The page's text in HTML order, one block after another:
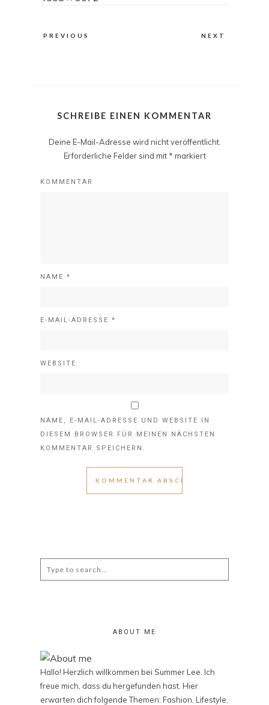
PREVIOUS NEXT
SCHREIBE EINEN KOMMENTAR
Deine E-Mail-Adresse wird nicht veröffentlicht.
Erforderliche Felder sind mit * markiert
KOMMENTAR
NAME *
E-MAIL-ADRESSE *
WEBSITE
NAME, E-MAIL-ADRESSE UND WEBSITE IN
DIESEM BROWSER FÜR MEINEN NÄCHSTEN
KOMMENTAR SPEICHERN.
for:
ABOUT ME
Hallo! Herzlich willkommen bei Summer Lee. Ich
freue mich, dass du hergefunden hast. Hier
erwarten dich folgende Themen: Fashion, Lifestyle,